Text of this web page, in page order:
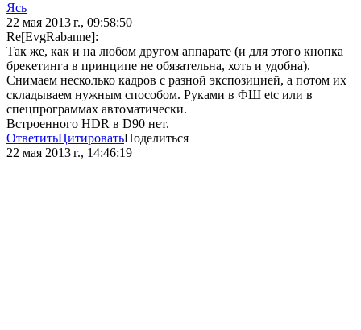
Ясь
22 мая 2013 г., 09:58:50
Re[EvgRabanne]:
Так же, как и на любом другом аппарате (и для этого кнопка
брекетинга в принципе не обязательна, хоть и удобна).
Снимаем несколько кадров с разной экспозицией, а потом их
складываем нужным способом. Руками в ФШ etc или в
спецпрограммах автоматически.
Встроенного HDR в D90 нет.
ОтветитьЦитироватьПоделиться
22 мая 2013 г., 14:46:19